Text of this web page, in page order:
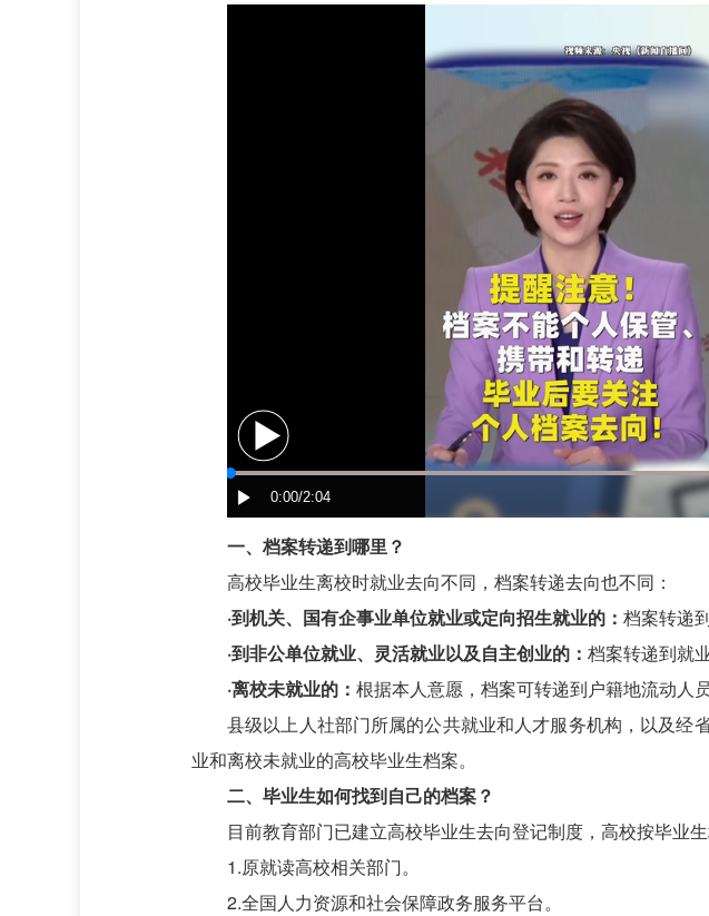
一、档案转递到哪里？
高校毕业生离校时就业去向不同，档案转递去向也不同：
·到机关、国有企事业单位就业或定向招生就业的： 档案转递
·到非公单位就业、灵活就业以及自主创业的： 档案转递到就
·离校未就业的： 根据本人意愿，档案可转递到户籍地流动人
县级以上人社部门所属的公共就业和人才服务机构，以及
业和离校未就业的高校毕业生档案。
二、毕业生如何找到自己的档案？
目前教育部门已建立高校毕业生去向登记制度，高校按毕业
1.原就读高校相关部门。
2.全国人力资源和社会保障政务服务平台。